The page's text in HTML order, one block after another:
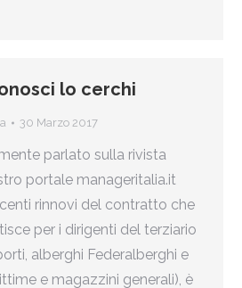
lo cerchi
30 Marzo 2017
parlato sulla rivista
portale manageritalia.it
rinnovi del contratto che
per i dirigenti del terziario
alberghi Federalberghi e
e magazzini generali), è